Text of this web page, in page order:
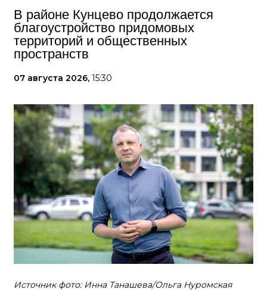
В районе Кунцево продолжается
благоустройство придомовых
территорий и общественных
пространств
07 августа 2026, 15:30
Источник фото: Инна Танашева/Ольга Нуромская